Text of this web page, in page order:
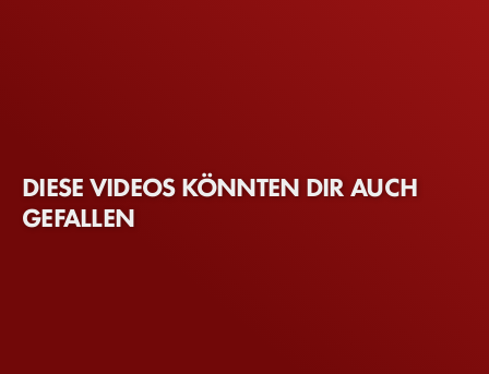
DIESE VIDEOS KÖNNTEN DIR AUCH
GEFALLEN